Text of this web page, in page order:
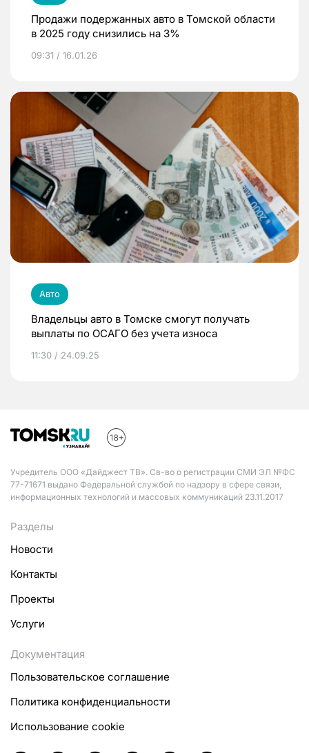
Продажи подержанных авто в Томской области
в 2025 году снизились на 3%
09:31 / 16.01.26
Авто
Владельцы авто в Томске смогут получать
выплаты по ОСАГО без учета износа
11:30 / 24.09.25
Учредитель ООО «Дайджест ТВ». Св-во о регистрации СМИ ЭЛ №ФС
77-71671 выдано Федеральной службой по надзору в сфере связи,
информационных технологий и массовых коммуникаций 23.11.2017
Разделы
Новости
Контакты
Проекты
Услуги
Документация
Пользовательское соглашение
Политика конфиденциальности
Использование cookie